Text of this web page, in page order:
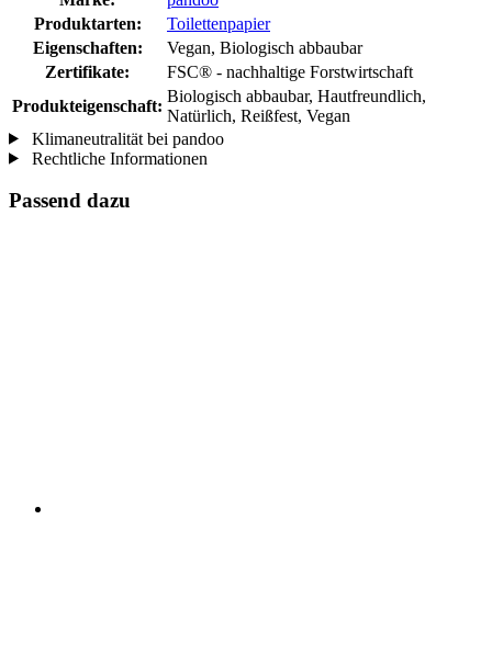
Produktarten:
Toilettenpapier
Eigenschaften:
Vegan, Biologisch abbaubar
Zertifikate:
FSC® - nachhaltige Forstwirtschaft
Produkteigenschaft:
Biologisch abbaubar, Hautfreundlich,
Natürlich, Reißfest, Vegan
Klimaneutralität bei pandoo
Rechtliche Informationen
Passend dazu